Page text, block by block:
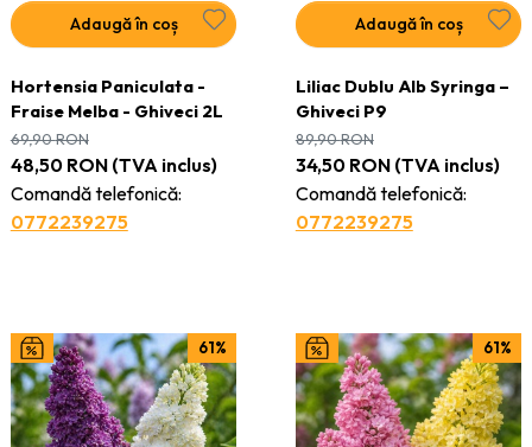
Adaugă în coș
Hortensia Paniculata -
Fraise Melba - Ghiveci 2L
48,50 RON(TVA inclus)
Comandă telefonică:
0772239275
69,90RON
Adaugă în coș
Liliac Dublu Alb Syringa –
Ghiveci P9
34,50 RON(TVA inclus)
Comandă telefonică:
0772239275
89,90RON
61% 61%